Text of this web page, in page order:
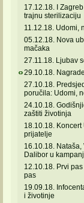
17.12.18. I
trajnu sterilizaciju
11.12.18. Udomi,
05.12.18. Nova
mačaka
27.11.18. Ljubav
29.10.18.
27.10.18.
poručila: Udomi,
24.10.18.
zaštiti životinja
18.10.18. Koncert
prijatelje
16.10.18. Nataša,
Dalibor u
12.10.18. Prvi
pas
19.09.18.
i životinje